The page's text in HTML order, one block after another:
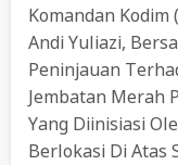
Komandan
Andi Yuliazi,
Peninjauan
Jembatan Merah
Yang Diinisiasi
Berlokasi Di Atas